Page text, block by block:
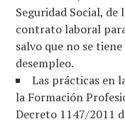
Seguridad Social, de
contrato laboral
salvo que no se
desempleo.
Las prácticas en
la Formación
Decreto 1147/2011